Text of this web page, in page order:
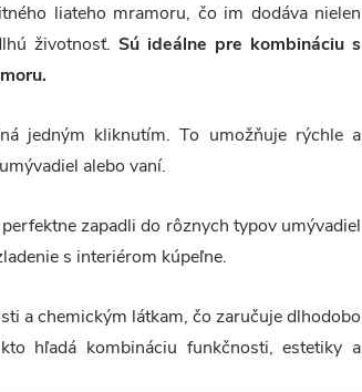
liateho mramoru, čo im dodáva nielen
životnosť. Sú ideálne pre kombináciu s
jedným kliknutím. To umožňuje rýchle a
alebo vaní.
zapadli do rôznych typov umývadiel
s interiérom kúpeľne.
a chemickým látkam, čo zaručuje dlhodobo
hľadá kombináciu funkčnosti, estetiky a